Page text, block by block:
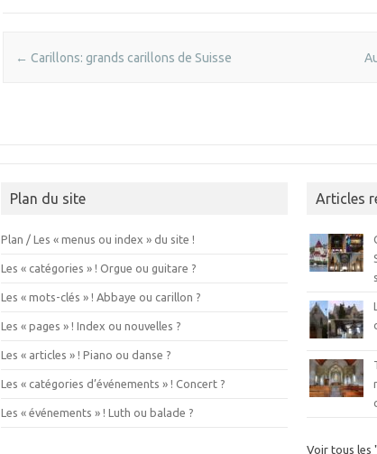
Post navigation
← Carillons: grands carillons de Suisse
Plan du site
Plan / Les « menus ou index » du site !
Les « catégories » ! Orgue ou guitare ?
Les « mots-clés » ! Abbaye ou carillon ?
Les « pages » ! Index ou nouvelles ?
Les « articles » ! Piano ou danse ?
Les « catégories d’événements » ! Concert ?
Les « événements » ! Luth ou balade ?
Articles
Voir tous les "